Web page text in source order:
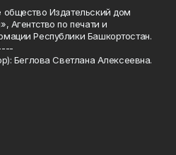
Издательский дом
Агентство по печати и
Республики Башкортостан.
Беглова Светлана Алексеевна.